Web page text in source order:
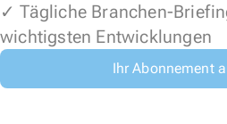
✓ Tägliche Branchen-
wichtigsten Entwicklungen
Ihr Abonnement